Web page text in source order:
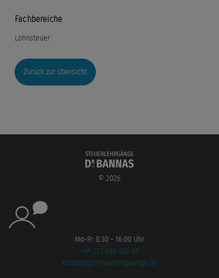
Fachbereiche
Lohnsteuer
Zurück zur Übersicht
© 2026
Mo-Fr: 8:30 - 16:00 Uhr
+49 221 986 555 80
kontakt@steuerlehrgaenge.de